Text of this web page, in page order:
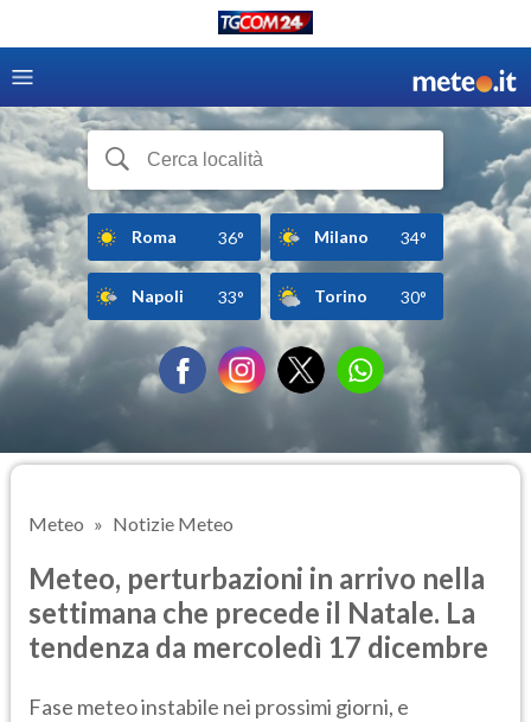
Roma 36° Milano 34°
Napoli 33° Torino 30°
Meteo Notizie Meteo
Meteo, perturbazioni in arrivo nella
settimana che precede il Natale. La
tendenza da mercoledì 17 dicembre
Fase meteo instabile nei prossimi giorni, e